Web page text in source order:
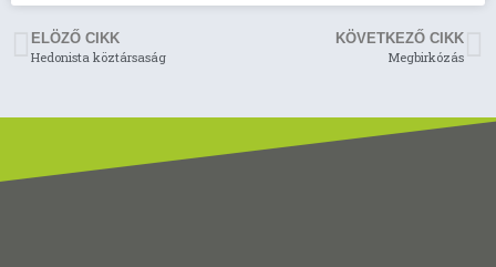
ELÖZŐ CIKK
Hedonista köztársaság
KÖVETKEZŐ CIKK
Megbirkózás